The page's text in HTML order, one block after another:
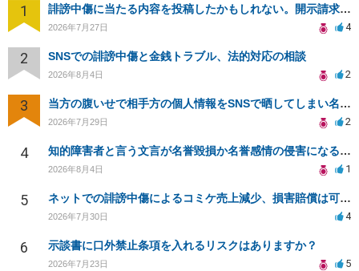
1 誹謗中傷に当たる内容を投稿したかもしれない。開示請求や民事刑事裁判に発展しうるのか教えて欲しい。
2026年7月27日 4
2 SNSでの誹謗中傷と金銭トラブル、法的対応の相談
2026年8月4日 2
3 当方の腹いせで相手方の個人情報をSNSで晒してしまい名誉毀損させてしまったかもしれない
2026年7月29日 2
4 知的障害者と言う文言が名誉毀損か名誉感情の侵害になるか教えてほしい。
2026年8月4日 1
5 ネットでの誹謗中傷によるコミケ売上減少、損害賠償は可能か？
2026年7月30日 4
6 示談書に口外禁止条項を入れるリスクはありますか？
2026年7月23日 5